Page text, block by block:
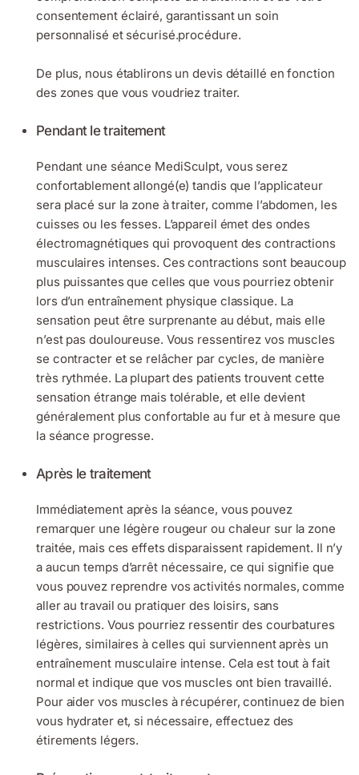
consentement éclairé, garantissant un soin
personnalisé et sécurisé.procédure.
De plus, nous établirons un devis détaillé en fonction
des zones que vous voudriez traiter.
Pendant le traitement
Pendant une séance MediSculpt, vous serez
confortablement allongé(e) tandis que l’applicateur
sera placé sur la zone à traiter, comme l’abdomen, les
cuisses ou les fesses. L’appareil émet des ondes
électromagnétiques qui provoquent des contractions
musculaires intenses. Ces contractions sont beaucoup
plus puissantes que celles que vous pourriez obtenir
lors d’un entraînement physique classique. La
sensation peut être surprenante au début, mais elle
n’est pas douloureuse. Vous ressentirez vos muscles
se contracter et se relâcher par cycles, de manière
très rythmée. La plupart des patients trouvent cette
sensation étrange mais tolérable, et elle devient
généralement plus confortable au fur et à mesure que
la séance progresse.
Après le traitement
Immédiatement après la séance, vous pouvez
remarquer une légère rougeur ou chaleur sur la zone
traitée, mais ces effets disparaissent rapidement. Il n’y
a aucun temps d’arrêt nécessaire, ce qui signifie que
vous pouvez reprendre vos activités normales, comme
aller au travail ou pratiquer des loisirs, sans
restrictions. Vous pourriez ressentir des courbatures
légères, similaires à celles qui surviennent après un
entraînement musculaire intense. Cela est tout à fait
normal et indique que vos muscles ont bien travaillé.
Pour aider vos muscles à récupérer, continuez de bien
vous hydrater et, si nécessaire, effectuez des
étirements légers.